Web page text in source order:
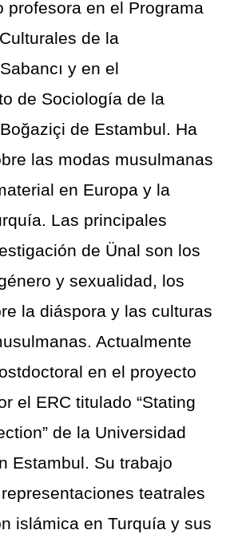
profesora en el Programa
de la
y en el
de Sociología de la
de Estambul. Ha
las modas musulmanas
en Europa y la
Las principales
de Ünal son los
y sexualidad, los
la diáspora y las culturas
Actualmente
en el proyecto
el ERC titulado “Stating
de la Universidad
Estambul. Su trabajo
teatrales
islámica en Turquía y sus